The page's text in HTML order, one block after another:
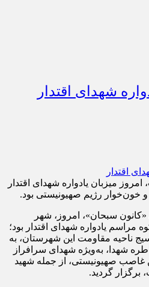
شهدای اقتدار
میزبان یادواره شهدای اقتدار
سبحان»، امروز، شهر
یادواره شهدای اقتدار بود؛
ناحیه مقاومت این شهرستان، به
شهدا، به‌ویژه شهدای سرافراز
با دشمن غاصب صهیونیستی، از جمله شهید
گردید.